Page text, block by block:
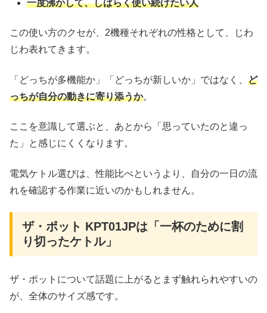
一度沸かして、しばらく使い続けたい人
この使い方のクセが、2機種それぞれの性格として、じわ
じわ表れてきます。
「どっちが多機能か」「どっちが新しいか」ではなく、 ど
っちが自分の動きに寄り添うか。
ここを意識して選ぶと、あとから「思っていたのと違っ
た」と感じにくくなります。
電気ケトル選びは、性能比べというより、自分の一日の流
れを確認する作業に近いのかもしれません。
ザ・ポット KPT01JPは「一杯のために割
り切ったケトル」
ザ・ポットについて話題に上がるとまず触れられやすいの
が、全体のサイズ感です。